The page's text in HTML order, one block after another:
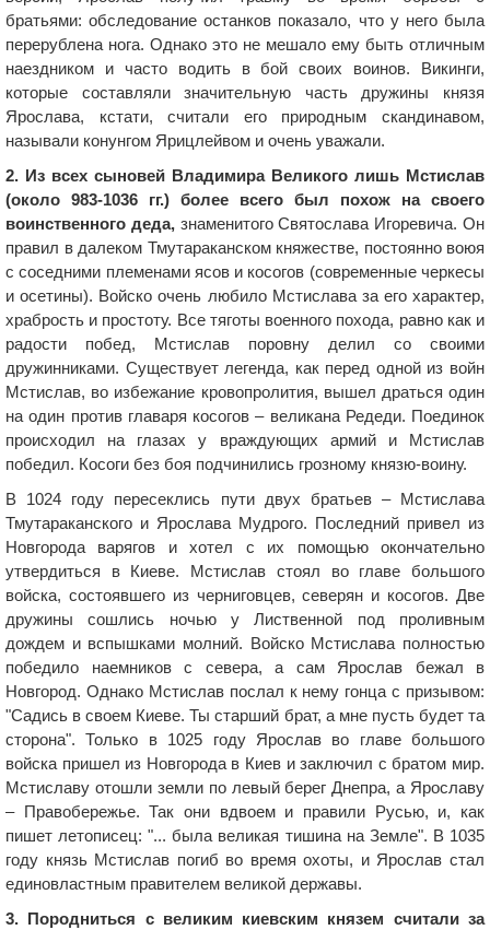
братьями: обследование останков показало, что у него была
перерублена нога. Однако это не мешало ему быть отличным
наездником и часто водить в бой своих воинов. Викинги,
которые составляли значительную часть дружины князя
Ярослава, кстати, считали его природным скандинавом,
называли конунгом Ярицлейвом и очень уважали.
2. Из всех сыновей Владимира Великого лишь Мстислав
(около 983-1036 гг.) более всего был похож на своего
воинственного деда,знаменитого Святослава Игоревича. Он
правил в далеком Тмутараканском княжестве, постоянно воюя
с соседними племенами ясов и косогов (современные черкесы
и осетины). Войско очень любило Мстислава за его характер,
храбрость и простоту. Все тяготы военного похода, равно как и
радости побед, Мстислав поровну делил со своими
дружинниками. Существует легенда, как перед одной из войн
Мстислав, во избежание кровопролития, вышел драться один
на один против главаря косогов – великана Редеди. Поединок
происходил на глазах у враждующих армий и Мстислав
победил. Косоги без боя подчинились грозному князю-воину.
В 1024 году пересеклись пути двух братьев – Мстислава
Тмутараканского и Ярослава Мудрого. Последний привел из
Новгорода варягов и хотел с их помощью окончательно
утвердиться в Киеве. Мстислав стоял во главе большого
войска, состоявшего из черниговцев, северян и косогов. Две
дружины сошлись ночью у Лиственной под проливным
дождем и вспышками молний. Войско Мстислава полностью
победило наемников с севера, а сам Ярослав бежал в
Новгород. Однако Мстислав послал к нему гонца с призывом:
"Садись в своем Киеве. Ты старший брат, а мне пусть будет та
сторона". Только в 1025 году Ярослав во главе большого
войска пришел из Новгорода в Киев и заключил с братом мир.
Мстиславу отошли земли по левый берег Днепра, а Ярославу
– Правобережье. Так они вдвоем и правили Русью, и, как
пишет летописец: "... была великая тишина на Земле". В 1035
году князь Мстислав погиб во время охоты, и Ярослав стал
единовластным правителем великой державы.
3. Породниться с великим киевским князем считали за